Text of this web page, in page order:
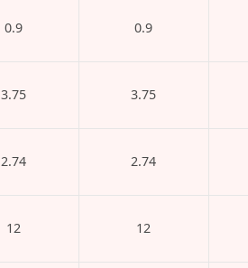
0.9 0.9
3.75 3.75
2.74 2.74
12 12